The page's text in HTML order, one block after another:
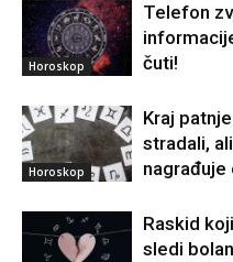
Horoskop
Telefon
čuti!
Horoskop
Kraj
stradali,
nagrađuje
Raskid
sledi